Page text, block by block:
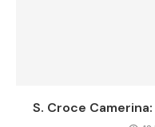
S. Croce